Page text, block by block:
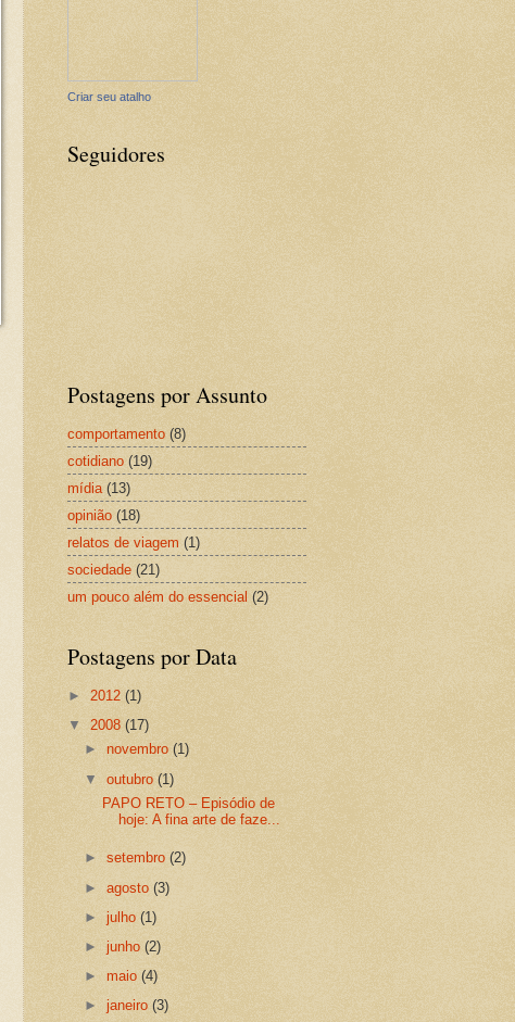
Criar seu atalho
Seguidores
Postagens por Assunto
comportamento (8)
cotidiano (19)
mídia (13)
opinião (18)
relatos de viagem (1)
sociedade (21)
um pouco além do essencial (2)
Postagens por Data
► 2012 (1)
▼ 2008 (17)
►novembro(1)
▼outubro(1)
PAPO RETO – Episódio de
hoje: A fina arte de faze...
►setembro(2)
►agosto(3)
►julho(1)
►junho(2)
►maio(4)
►janeiro(3)